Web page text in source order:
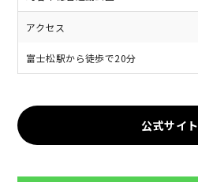
アクセス
富士松駅から徒歩で20分
公式サイト